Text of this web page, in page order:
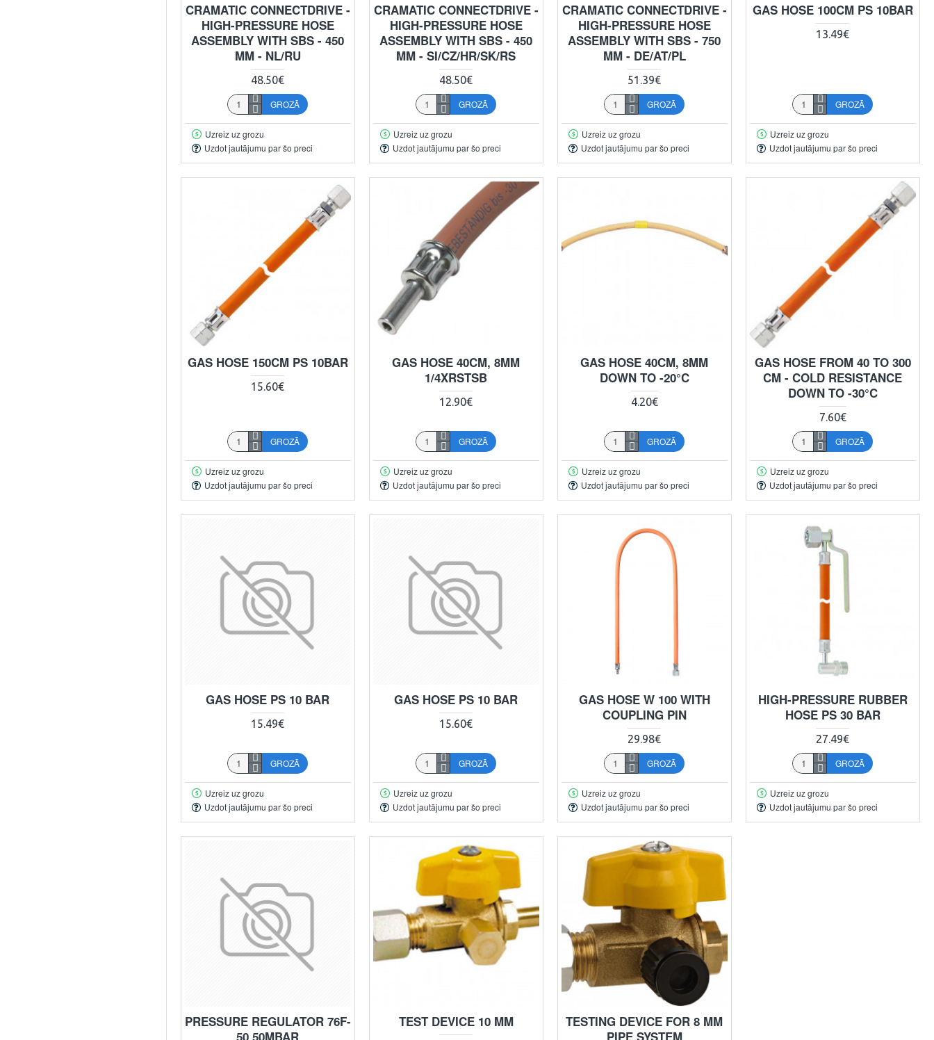
CRAMATIC CONNECTDRIVE -
HIGH-PRESSURE HOSE
ASSEMBLY WITH SBS - 450
MM - NL/RU
48.50€
GROZĀ
Uzreiz uz grozu
Uzdot jautājumu par šo preci
CRAMATIC CONNECTDRIVE -
HIGH-PRESSURE HOSE
ASSEMBLY WITH SBS - 450
MM - SI/CZ/HR/SK/RS
48.50€
GROZĀ
Uzreiz uz grozu
Uzdot jautājumu par šo preci
CRAMATIC CONNECTDRIVE -
HIGH-PRESSURE HOSE
ASSEMBLY WITH SBS - 750
MM - DE/AT/PL
51.39€
GROZĀ
Uzreiz uz grozu
Uzdot jautājumu par šo preci
GAS HOSE 100CM PS 10BAR
13.49€
GROZĀ
Uzreiz uz grozu
Uzdot jautājumu par šo preci
GAS HOSE 150CM PS 10BAR
15.60€
GROZĀ
Uzreiz uz grozu
Uzdot jautājumu par šo preci
GAS HOSE 40CM, 8MM
1/4XRSTSB
12.90€
GROZĀ
Uzreiz uz grozu
Uzdot jautājumu par šo preci
GAS HOSE 40CM, 8MM
DOWN TO -20°C
4.20€
GROZĀ
Uzreiz uz grozu
Uzdot jautājumu par šo preci
GAS HOSE FROM 40 TO 300
CM - COLD RESISTANCE
DOWN TO -30°C
7.60€
GROZĀ
Uzreiz uz grozu
Uzdot jautājumu par šo preci
GAS HOSE PS 10 BAR
15.49€
GROZĀ
Uzreiz uz grozu
Uzdot jautājumu par šo preci
GAS HOSE PS 10 BAR
15.60€
GROZĀ
Uzreiz uz grozu
Uzdot jautājumu par šo preci
GAS HOSE W 100 WITH
COUPLING PIN
29.98€
GROZĀ
Uzreiz uz grozu
Uzdot jautājumu par šo preci
HIGH-PRESSURE RUBBER
HOSE PS 30 BAR
27.49€
GROZĀ
Uzreiz uz grozu
Uzdot jautājumu par šo preci
PRESSURE REGULATOR 76F-
50 50MBAR
TEST DEVICE 10 MM
TESTING DEVICE FOR 8 MM
PIPE SYSTEM